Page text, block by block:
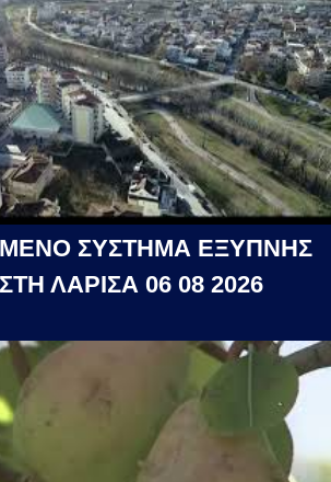
ΣΥΣΤΗΜΑ ΕΞΥΠΝΗΣ
ΛΑΡΙΣΑ 06 08 2026